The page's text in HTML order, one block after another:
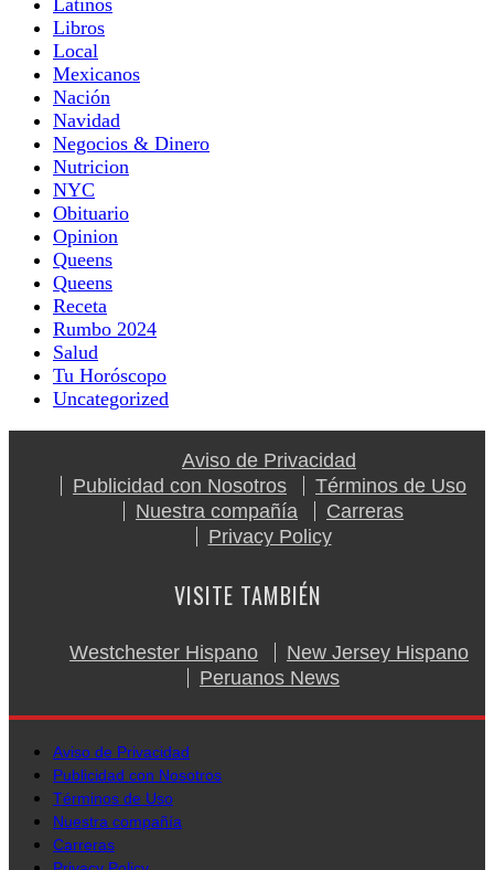
Libros
Local
Mexicanos
Nación
Navidad
Negocios & Dinero
Nutricion
NYC
Obituario
Opinion
Queens
Queens
Receta
Rumbo 2024
Salud
Tu Horóscopo
Uncategorized
Aviso de Privacidad
Publicidad con Nosotros
Términos de Uso
Nuestra compañía
Carreras
Privacy Policy
VISITE TAMBIÉN
Westchester Hispano
New Jersey Hispano
Peruanos News
Aviso de Privacidad
Publicidad con Nosotros
Términos de Uso
Nuestra compañía
Carreras